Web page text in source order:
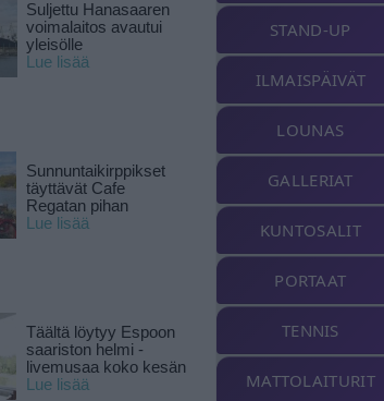
Suljettu Hanasaaren
voimalaitos avautui
yleisölle
Lue lisää
Sunnuntaikirppikset
täyttävät Cafe
Regatan pihan
Lue lisää
Täältä löytyy Espoon
saariston helmi -
livemusaa koko kesän
Lue lisää
STAND-UP
ILMAISPÄIVÄT
LOUNAS
GALLERIAT
KUNTOSALIT
PORTAAT
TENNIS
MATTOLAITURIT